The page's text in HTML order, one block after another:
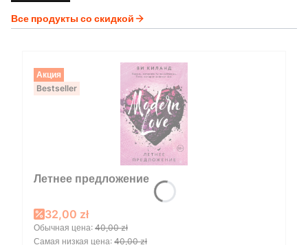
Все продукты со скидкой
Акция
Bestseller
Летнее предложение
Promotional price
32,00 zł
Обычная цена: 40,00 zł
Самая низкая цена: 40,00 zł